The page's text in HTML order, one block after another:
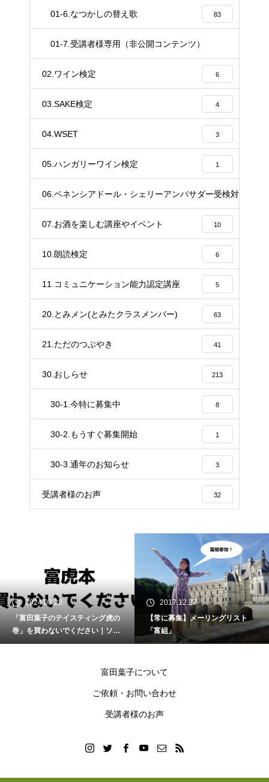
01-6.なつかしの替え歌 83
01-7.受講者様専用（非公開コンテンツ）
02.ワイン検定 6
03.SAKE検定 4
04.WSET 3
05.ハンガリーワイン検定 1
06.ベネンシアドール・シェリーアンバサダー受検対策講座
07.お酒を楽しむ講座やイベント 10
10.朗読検定 6
11.コミュニケーション能力認定講座 5
20.とみメン(とみたクラスメンバー) 63
21.ただのつぶやき 41
30.おしらせ 213
30-1.今特に募集中 8
30-2.もうすぐ募集開始 1
30-3.通年のお知らせ 3
受講者様のお声 32
2017.12.27
【常に募集】メーリングリスト
「富組」
2024.03.23
とみラインを小さく再開します
富田葉子について
ご依頼・お問い合わせ
受講者様のお声